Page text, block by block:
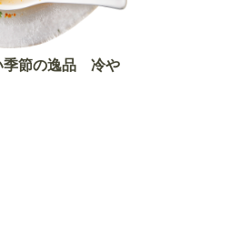
季節の逸品 冷や